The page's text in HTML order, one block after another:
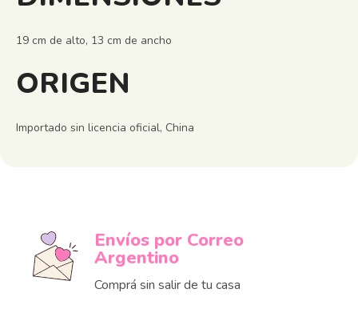
19 cm de alto, 13 cm de ancho
ORIGEN
Importado sin licencia oficial, China
Envíos por Correo
Argentino
Comprá sin salir de tu casa